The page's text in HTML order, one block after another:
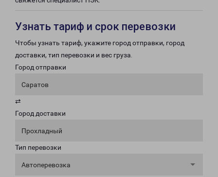
Узнать тариф и срок перевозки
Чтобы узнать тариф, укажите город отправки, город
доставки, тип перевозки и вес груза.
Город отправки
Саратов
⇄
Город доставки
Прохладный
Тип перевозки
Автоперевозка